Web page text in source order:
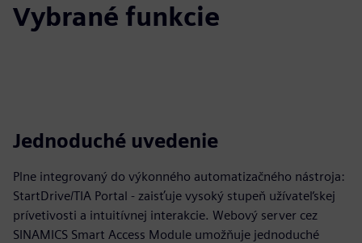
Vybrané funkcie
Jednoduché uvedenie
Plne integrovaný do výkonného automatizačného nástroja:
StartDrive/TIA Portal - zaisťuje vysoký stupeň užívateľskej
prívetivosti a intuitívnej interakcie. Webový server cez
SINAMICS Smart Access Module umožňuje jednoduché